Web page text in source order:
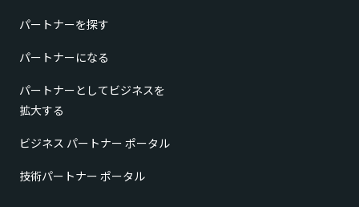
パートナーを探す
パートナーになる
パートナーとしてビジネスを
拡大する
ビジネス パートナー ポータル
技術パートナー ポータル